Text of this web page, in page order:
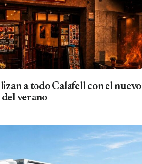
a todo Calafell con el nuevo
verano